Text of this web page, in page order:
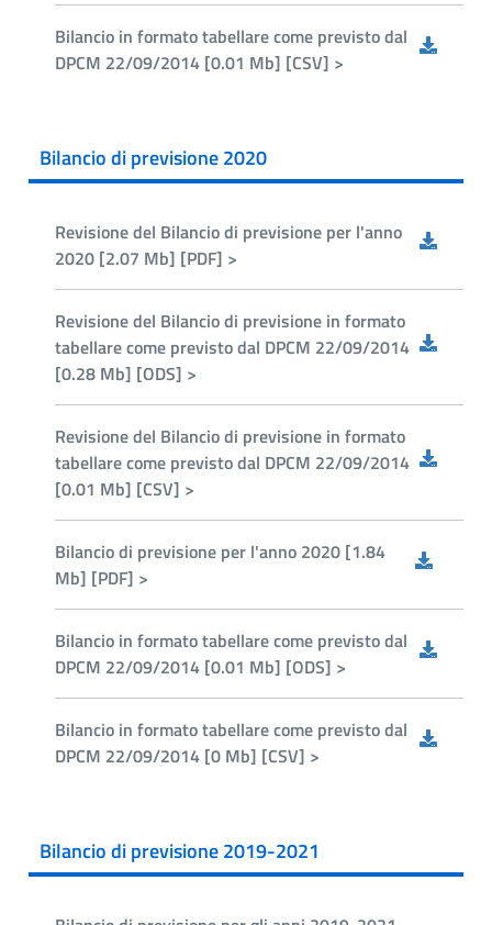
Bilancio in formato tabellare come previsto dal
DPCM 22/09/2014 [0.01 Mb] [CSV] >
Bilancio di previsione 2020
Revisione del Bilancio di previsione per l'anno
2020 [2.07 Mb] [PDF] >
Revisione del Bilancio di previsione in formato
tabellare come previsto dal DPCM 22/09/2014
[0.28 Mb] [ODS] >
Revisione del Bilancio di previsione in formato
tabellare come previsto dal DPCM 22/09/2014
[0.01 Mb] [CSV] >
Bilancio di previsione per l'anno 2020 [1.84
Mb] [PDF] >
Bilancio in formato tabellare come previsto dal
DPCM 22/09/2014 [0.01 Mb] [ODS] >
Bilancio in formato tabellare come previsto dal
DPCM 22/09/2014 [0 Mb] [CSV] >
Bilancio di previsione 2019-2021